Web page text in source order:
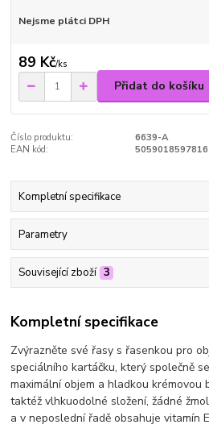
Nejsme plátci DPH
89 Kč/ks
Přidat do košíku
Číslo produktu:
6639-A
EAN kód:
5059018597816
Kompletní specifikace
Parametry
Související zboží 3
Kompletní specifikace
Zvýrazněte své řasy s řasenkou pro
speciálního kartáčku, který společně
maximální objem a hladkou krémovou
taktéž vlhkuodolné složení, žádné
a v neposlední řadě obsahuje vitamín